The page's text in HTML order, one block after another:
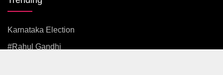
Karnataka Election
#rahul Gandhi